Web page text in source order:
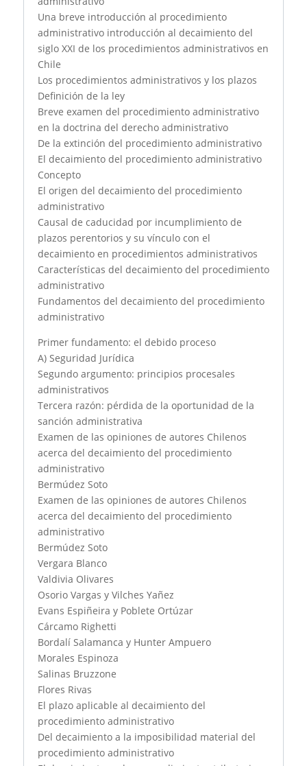
Una breve introducción al procedimiento
administrativo introducción al decaimiento del
siglo XXI de los procedimientos administrativos en
Chile
Los procedimientos administrativos y los plazos
Definición de la ley
Breve examen del procedimiento administrativo
en la doctrina del derecho administrativo
De la extinción del procedimiento administrativo
El decaimiento del procedimiento administrativo
Concepto
El origen del decaimiento del procedimiento
administrativo
Causal de caducidad por incumplimiento de
plazos perentorios y su vínculo con el
decaimiento en procedimientos administrativos
Características del decaimiento del procedimiento
administrativo
Fundamentos del decaimiento del procedimiento
administrativo
Primer fundamento: el debido proceso
A) Seguridad Jurídica
Segundo argumento: principios procesales
administrativos
Tercera razón: pérdida de la oportunidad de la
sanción administrativa
Examen de las opiniones de autores Chilenos
acerca del decaimiento del procedimiento
administrativo
Bermúdez Soto
Examen de las opiniones de autores Chilenos
acerca del decaimiento del procedimiento
administrativo
Bermúdez Soto
Vergara Blanco
Valdivia Olivares
Osorio Vargas y Vilches Yañez
Evans Espiñeira y Poblete Ortúzar
Cárcamo Righetti
Bordalí Salamanca y Hunter Ampuero
Morales Espinoza
Salinas Bruzzone
Flores Rivas
El plazo aplicable al decaimiento del
procedimiento administrativo
Del decaimiento a la imposibilidad material del
procedimiento administrativo